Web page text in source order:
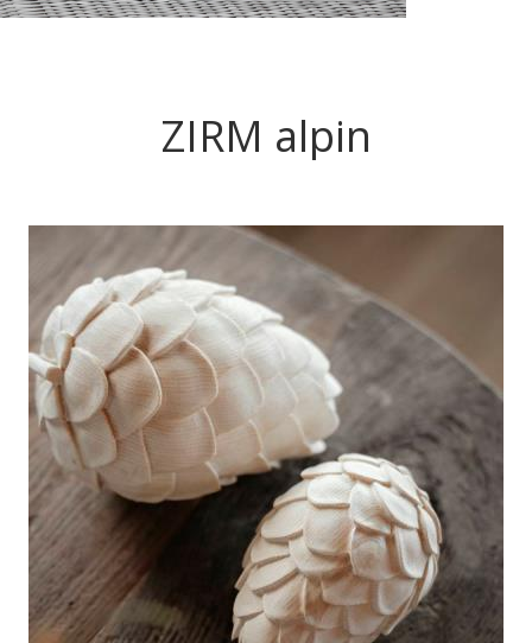
ZIRM alpin